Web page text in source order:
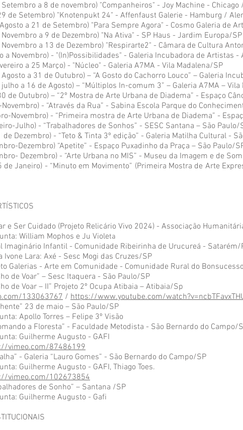
a 8 de novembro) "Companheiros" - Joy Machine - Chicago
de Setembro) "Knotenpukt 24" - Affenfaust Galerie - Hamburg /
a 21 de Setembro) "Para Sempre Agora" - Cosmo Galeria de
a 9 de Dezembro) "Na Ativa" - SP Haus - Jardim Europa/SP
a 13 de Dezembro) "Respirarte2" - Câmara de Cultura
a Novembro) - "(In)Possibilidades" - Galeria Incubadora de Artistas -
a 25 Março) - "Núcleo" - Galeria A7MA - Vila Madalena/SP
a 31 de Outubro) – “A Gosto do Cachorro Louco” – Galeria
a 16 de Agosto) – “Múltiplos In-comum 3” – Galeria A7MA – Vila
de Outubro) – “2º Mostra de Arte Urbana de Diadema” - Espaço
- “Através da Rua” - Sabina Escola Parque do
Novembro) - “Primeira mostra de Arte Urbana de Diadema” -
Julho) - “Trabalhadores de Sonhos” - SESC Santana – São Paulo/
de Dezembro) - “Teto & Tinta 3º edição” - Galeria Matilha Cultural -
Dezembro) “Apetite” - Espaço Puxadinho da Praça – São Paulo/
Dezembro) - “Arte Urbana no MIS” - Museu da Imagem e de
de Janeiro) - “Minuto em Movimento” (Primeira Mostra de Arte
e Ser Cuidado (Projeto Relicário Vivo 2024) - Associação
William Mophos e Ju Violeta
Imaginário Infantil - Comunidade Ribeirinha de Urucureá - Satarém/
Ivone Lara: Axé - Sesc Mogi das Cruzes/SP
Galerias - Arte em Comunidade - Comunidade Rural do
de Voar” – Sesc Itaquera - São Paulo/SP
de Voar – II” Projeto 2º Ocupa Atibaia – Atibaia/Sp
133063767 / https://www.youtube.com/
23 de maio – São Paulo/SP
Apollo Torres – Felipe 3º Visão
a Floresta” - Faculdade Metodista - São Bernardo do Campo/
Guilherme Augusto - GAFI
vimeo.com/87486199
- Galeria “Lauro Gomes” - São Bernardo do Campo/SP
Guilherme Augusto - GAFI, Thiago Toes.
vimeo.com/102673854
de Sonho” – Santana /SP
Guilherme Augusto - Gafi